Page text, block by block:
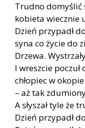
Trudno domyślić
kobieta wiecznie
Dzień przypadł
syna co życie do
Drzewa.
I wreszcie poczuł
chłopiec w
– aż tak
A słyszał tyle że
Dzień przypadł